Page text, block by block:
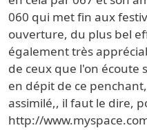
060 qui met fin aux
ouverture, du plus bel
également très
de ceux que l'on écoute
en dépit de ce
assimilé,, il faut le dire,
http://